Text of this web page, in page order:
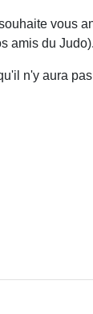
vous
amis du Judo).
n'y aura